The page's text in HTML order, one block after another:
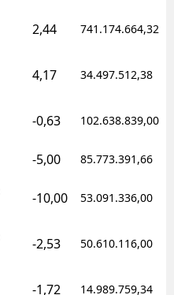
2,44 741.174.664,32
4,17 34.497.512,38
-0,63 102.638.839,00
-5,00 85.773.391,66
-10,00 53.091.336,00
-2,53 50.610.116,00
-1,72 14.989.759,34